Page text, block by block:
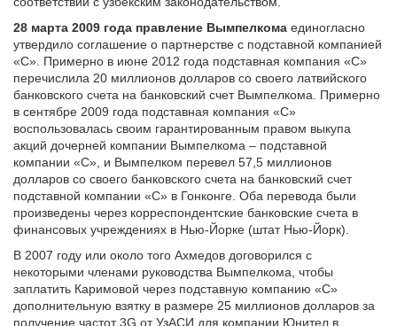
28 марта 2009 года правление Вымпелкома единогласно
утвердило соглашение о партнерстве с подставной компанией
«C». Примерно в июне 2012 года подставная компания «C»
перечислила 20 миллионов долларов со своего латвийского
банковского счета на банковский счет Вымпелкома. Примерно
в сентябре 2009 года подставная компания «C»
воспользовалась своим гарантированным правом выкупа
акций дочерней компании Вымпелкома – подставной
компании «С», и Вымпелком перевел 57,5 миллионов
долларов со своего банковского счета на банковский счет
подставной компании «C» в Гонконге. Оба перевода были
произведены через корреспондентские банковские счета в
финансовых учреждениях в Нью-Йорке (штат Нью-Йорк).
В 2007 году или около того Ахмедов договорился с
некоторыми членами руководства Вымпелкома, чтобы
заплатить Каримовой через подставную компанию «С»
дополнительную взятку в размере 25 миллионов долларов за
получение частот 3G от УзАСИ для компании Юнител в